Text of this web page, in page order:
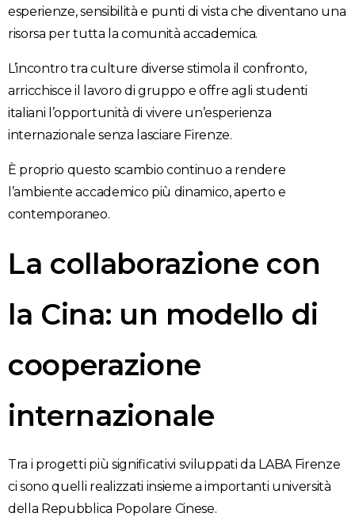
esperienze, sensibilità e punti di vista che diventano una
risorsa per tutta la comunità accademica.
L’incontro tra culture diverse stimola il confronto,
arricchisce il lavoro di gruppo e offre agli studenti
italiani l’opportunità di vivere un’esperienza
internazionale senza lasciare Firenze.
È proprio questo scambio continuo a rendere
l’ambiente accademico più dinamico, aperto e
contemporaneo.
La collaborazione con
la Cina: un modello di
cooperazione
internazionale
Tra i progetti più significativi sviluppati da LABA Firenze
ci sono quelli realizzati insieme a importanti università
della Repubblica Popolare Cinese.